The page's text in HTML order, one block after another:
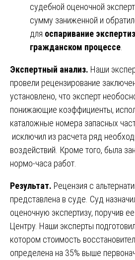
судебной оценочной
сумму заниженной и
для оспаривание
гражданском процессе
Экспертный анализ. Наши
провели рецензирование
установлено, что эксперт
понижающие коэффициенты,
каталожные номера запасных
исключил из расчета ряд
воздействий. Кроме того, была
нормо-часа работ.
Результат. Рецензия с
представлена в суде. Суд
оценочную экспертизу, поручив
Центру. Наши эксперты
котором стоимость
определена на 35% выше